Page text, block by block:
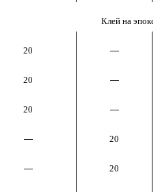
Клей на
20 —
20 —
20 —
— 20
— 20